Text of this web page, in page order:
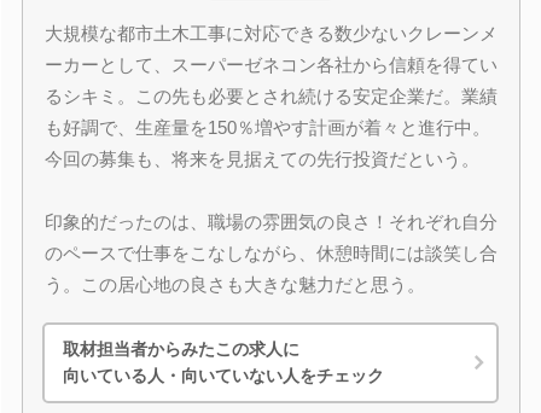
大規模な都市土木工事に対応できる数少ないクレーンメ
ーカーとして、スーパーゼネコン各社から信頼を得てい
るシキミ。この先も必要とされ続ける安定企業だ。業績
も好調で、生産量を150％増やす計画が着々と進行中。
今回の募集も、将来を見据えての先行投資だという。
印象的だったのは、職場の雰囲気の良さ！それぞれ自分
のペースで仕事をこなしながら、休憩時間には談笑し合
う。この居心地の良さも大きな魅力だと思う。
取材担当者からみたこの求人に
向いている人・向いていない人をチェック